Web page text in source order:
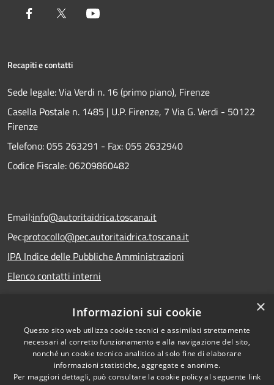
Facebook Twitter
Recapiti e contatti
Sede legale: Via Verdi n. 16 (primo piano), Firenze
Casella Postale n. 1485 | U.P. Firenze, 7 Via G. Verdi - 50122
Firenze
Telefono:055 263291 - Fax:055 2632940
Codice Fiscale: 06209860482
Email:info@autoritaidrica.toscana.it
Pec:protocollo@pec.autoritaidrica.toscana.it
IPA Indice delle Pubbliche Amministrazioni
Elenco contatti interni
Dichiarazione accessibilità
Copyright © 2026 • Autorità
×
Informazioni sui cookie
Questo sito web utilizza cookie tecnici e assimilati strettamente
necessari al corretto funzionamento e alla navigazione del sito,
nonché un cookie tecnico analitico al solo fine di elaborare
informazioni statistiche, aggregate e anonime.
Per maggiori dettagli, può consultare la cookie policy al seguente link